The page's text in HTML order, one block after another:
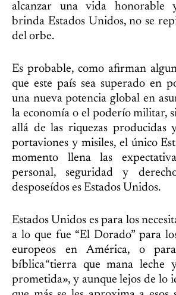
alcanzar una vida honorable
brinda Estados Unidos, no se
del orbe.
Es probable, como afirman
que este país sea superado en
una nueva potencia global en
la economía o el poderío militar,
allá de las riquezas producidas
portaviones y misiles, el único
momento llena las
personal, seguridad y
desposeídos es Estados Unidos.
Estados Unidos es para los
a lo que fue “El Dorado” para
europeos en América, o
bíblica “tierra que mana
prometida», y aunque lejos de lo